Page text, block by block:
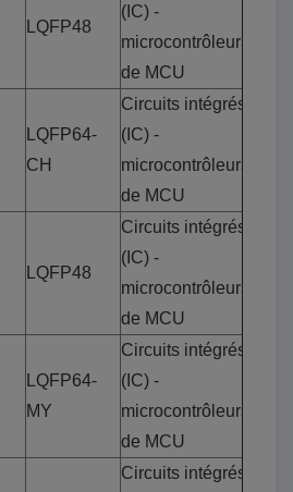
LQFP48
(IC) -
microcontrôleurs
de MCU
LQFP64-
CH
Circuits intégrés
(IC) -
microcontrôleurs
de MCU
LQFP48
Circuits intégrés
(IC) -
microcontrôleurs
de MCU
LQFP64-
MY
Circuits intégrés
(IC) -
microcontrôleurs
de MCU
Circuits intégrés